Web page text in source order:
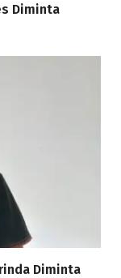
Diminta
Diminta